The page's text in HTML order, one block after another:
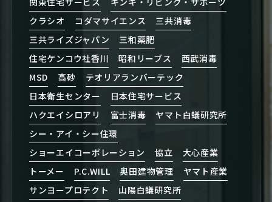
クラシオ
コダマサイエンス
三共消毒
三共ライズジャパン
三和薬肥
住宅ケンコウ社香川
昭和リーブス
西武消毒
MSD
高砂
テオリアランバーテック
日本衛生センター
日本住宅サービス
ハクエイシロアリ
富士消毒
ヤマト白蟻研究所
シー・アイ・シー住環
ショーエイコーポレーション
協立
大心産業
トーメー
P.C.WILL 奥田建物管理
ヤマト産業
サンヨープロテクト
山陽白蟻研究所